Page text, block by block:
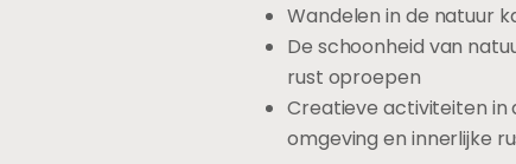
Wandelen in de natuur
De schoonheid van
rust oproepen
Creatieve activiteiten in
omgeving en innerlijke